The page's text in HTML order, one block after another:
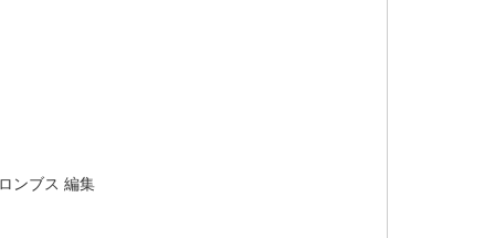
ンブス 編集